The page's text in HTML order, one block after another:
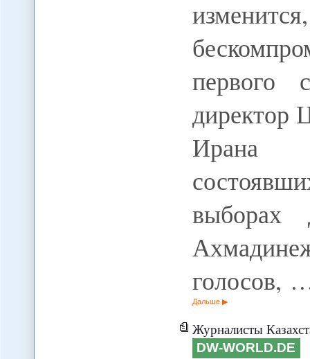
первого
директор
Ирана
выборах
голосов,
Дальше
Журналисты Казахстана
DW-WORLD.DE